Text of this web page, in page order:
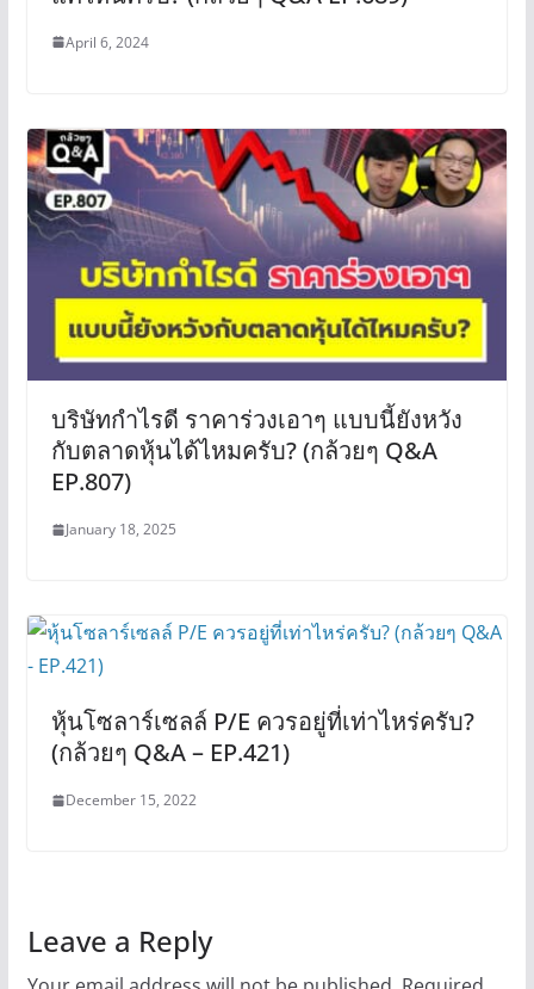
April 6, 2024
บริษัทกำไรดี ราคาร่วงเอาๆ แบบนี้ยังหวัง
กับตลาดหุ้นได้ไหมครับ? (กล้วยๆ Q&A
EP.807)
January 18, 2025
หุ้นโซลาร์เซลล์ P/E ควรอยู่ที่เท่าไหร่ครับ?
(กล้วยๆ Q&A – EP.421)
December 15, 2022
Leave a Reply